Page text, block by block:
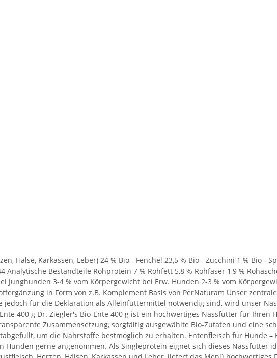
Hälse, Karkassen, Leber) 24 % Bio - Fenchel 23,5 % Bio - Zucchini 1 % Bio -
Analytische Bestandteile Rohprotein 7 % Rohfett 5,8 % Rohfaser 1,9 %
Junghunden 3-4 % vom Körpergewicht bei Erw. Hunden 2-3 % vom
in Form von z.B. Komplement Basis von PerNaturam Unser
jedoch für die Deklaration als Alleinfuttermittel notwendig sind, wird unser
400 g Dr. Ziegler's Bio-Ente 400 g ist ein hochwertiges Nassfutter für Ihren
Zusammensetzung, sorgfältig ausgewählte Bio-Zutaten und eine
um die Nährstoffe bestmöglich zu erhalten. Entenfleisch für Hunde
Hunden gerne angenommen. Als Singleprotein eignet sich dieses Nassfutter